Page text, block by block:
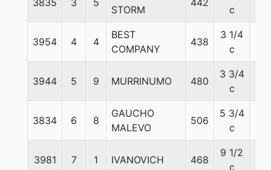
3835 3 5
STORM
442
c
3954 4 4
BEST
COMPANY
438
3 1/4
c
3944 5 9 MURRINUMO 480
3 3/4
c
3834 6 8
GAUCHO
MALEVO
506
5 3/4
c
3981 7 1 IVANOVICH 468
9 1/2
c